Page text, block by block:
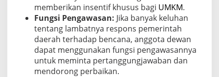
memberikan insentif khusus bagi UMKM.
Fungsi Pengawasan: Jika banyak keluhan
tentang lambatnya respons pemerintah
daerah terhadap bencana, anggota dewan
dapat menggunakan fungsi pengawasannya
untuk meminta pertanggungjawaban dan
mendorong perbaikan.